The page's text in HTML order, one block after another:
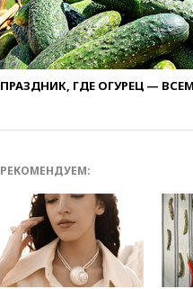
ПРАЗДНИК, ГДЕ ОГУРЕЦ —
РЕКОМЕНДУЕМ: